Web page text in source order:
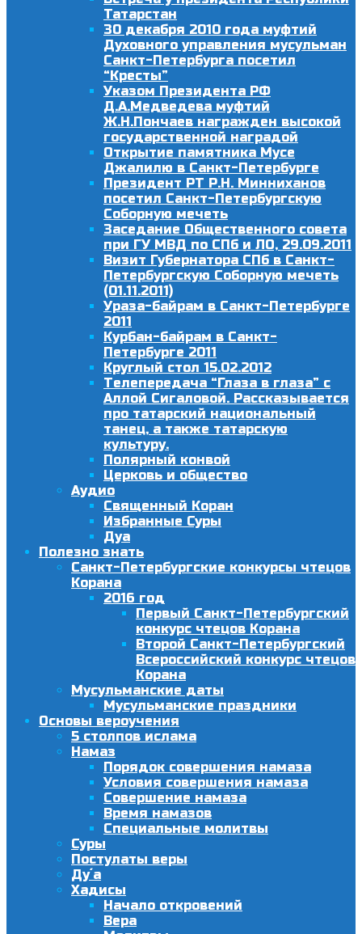
Татарстан
30 декабря 2010 года муфтий
Духовного управления мусульман
Санкт-Петербурга посетил
“Кресты”
Указом Президента РФ
Д.А.Медведева муфтий
Ж.Н.Пончаев награжден высокой
государственной наградой
Открытие памятника Мусе
Джалилю в Санкт-Петербурге
Президент РТ Р.Н. Минниханов
посетил Санкт-Петербургскую
Соборную мечеть
Заседание Общественного совета
при ГУ МВД по СПб и ЛО, 29.09.2011
Визит Губернатора СПб в Санкт-
Петербургскую Соборную мечеть
(01.11.2011)
Ураза-байрам в Санкт-Петербурге
2011
Курбан-байрам в Санкт-
Петербурге 2011
Круглый стол 15.02.2012
Телепередача “Глаза в глаза” с
Аллой Сигаловой. Рассказывается
про татарский национальный
танец, а также татарскую
культуру.
Полярный конвой
Церковь и общество
Аудио
Священный Коран
Избранные Суры
Дуа
Полезно знать
Санкт-Петербургские конкурсы чтецов
Корана
2016 год
Первый Санкт-Петербургский
конкурс чтецов Корана
Второй Санкт-Петербургский
Всероссийский конкурс чтецов
Корана
Мусульманские даты
Мусульманские праздники
Основы вероучения
5 столпов ислама
Намаз
Порядок совершения намаза
Условия совершения намаза
Совершение намаза
Время намазов
Специальные молитвы
Суры
Постулаты веры
Ду´а
Хадисы
Начало откровений
Вера